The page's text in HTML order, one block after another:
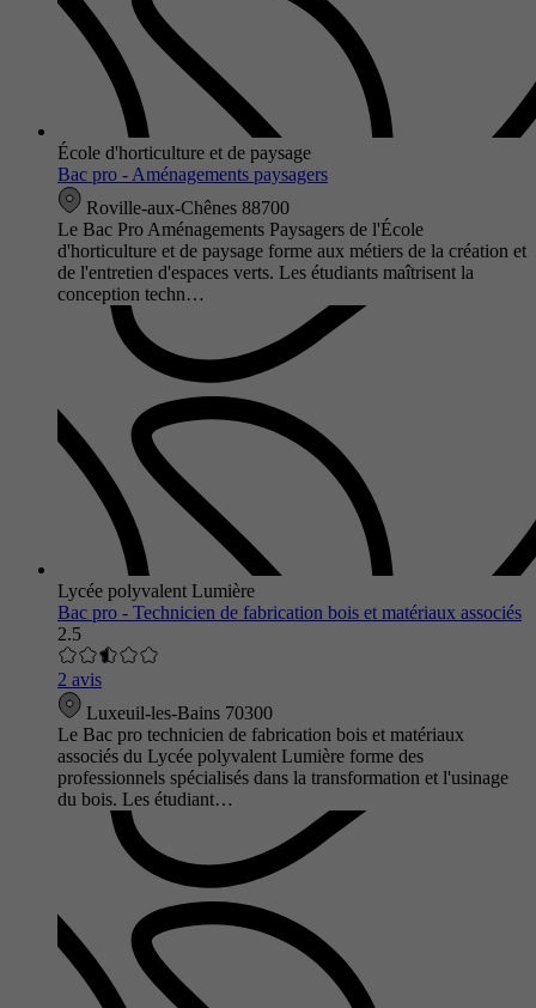
École d'horticulture et de paysage
Bac pro - Aménagements paysagers
Roville-aux-Chênes 88700
Le Bac Pro Aménagements Paysagers de l'École
d'horticulture et de paysage forme aux métiers de la création et
de l'entretien d'espaces verts. Les étudiants maîtrisent la
conception techn…
Lycée polyvalent Lumière
Bac pro - Technicien de fabrication bois et matériaux associés
2.5
2 avis
Luxeuil-les-Bains 70300
Le Bac pro technicien de fabrication bois et matériaux
associés du Lycée polyvalent Lumière forme des
professionnels spécialisés dans la transformation et l'usinage
du bois. Les étudiant…